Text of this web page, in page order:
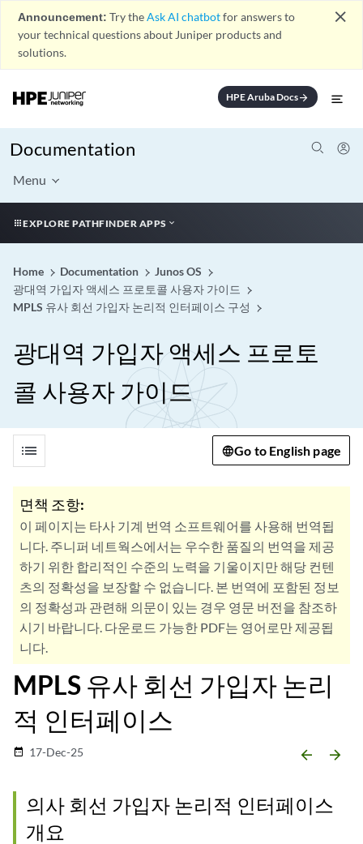
Announcement: Try theAsk AI chatbotfor answers to
your technical questions about Juniper products and
solutions.
close
HPE Aruba Docsarrow_forward
Documentation
Menu
EXPLORE PATHFINDER APPS
Home Documentation
Junos OS
광대역 가입자 액세스 프로토콜 사용자 가이드
MPLS 유사 회선 가입자 논리적 인터페이스 구성
광대역 가입자 액세스 프로토
콜 사용자 가이드
list Go to English page
면책 조항:
이 페이지는 타사 기계 번역 소프트웨어를 사용해 번역됩
니다. 주니퍼 네트웍스에서는 우수한 품질의 번역을 제공
하기 위한 합리적인 수준의 노력을 기울이지만 해당 컨텐
츠의 정확성을 보장할 수 없습니다. 본 번역에 포함된 정보
의 정확성과 관련해 의문이 있는 경우 영문 버전을 참조하
시기 바랍니다. 다운로드 가능한 PDF는 영어로만 제공됩
니다.
MPLS 유사 회선 가입자 논리
적 인터페이스
date_range 17-Dec-25 arrow_backward arrow_forward
의사 회선 가입자 논리적 인터페이스
개요